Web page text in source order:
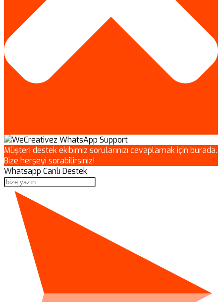
Müşteri destek ekibimiz sorularınızı cevaplamak için burada.
Bize herşeyi sorabilirsiniz!
Whatsapp Canlı Destek